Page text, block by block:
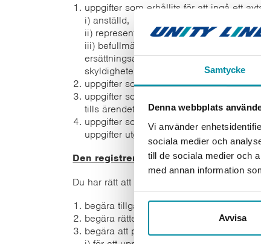
Samtycke
Denna webbplats
Vi använder
sociala medier och
till de sociala medier och
med annan information
Avvisa
uppgifter som erhållits för att ingå ett
i) anställd,
ii) representant
iii) befullmäktigad att kontakta den
ersättningsanspråk på grund av detta
skyldigheter som åläggs den
uppgifter som erhållits vid registrering
uppgifter som erhållits via
tills ärendet har avgjorts genom en dom
uppgifter som erhållits till följd av
uppgifter utgör bevis i ett rättsligt
Den registrerades rättigheter
Du har rätt att utöva följande rättigheter
begära tillgång till personuppgifter som
begära rättelse av personuppgifter som
begära att personuppgifter som rör dig